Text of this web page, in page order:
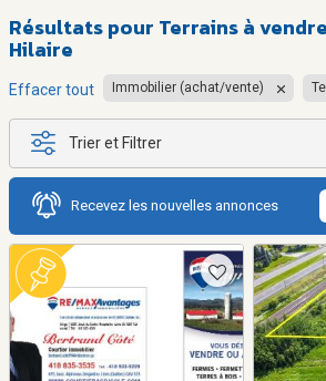
Résultats pour Terrains à
Hilaire
Effacer tout Immobilier (achat/vente)
Trier et Filtrer
Recevez les nouvelles annonces